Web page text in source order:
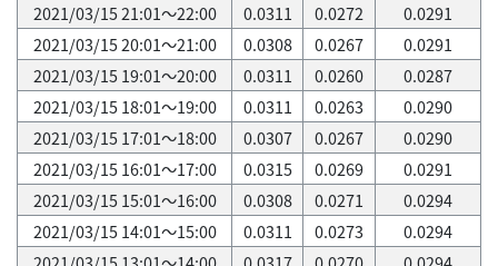
2021/03/15 21:01～22:00
0.0311 0.0272
0.0291
2021/03/15 20:01～21:00
0.0308 0.0267
0.0291
2021/03/15 19:01～20:00
0.0311 0.0260
0.0287
2021/03/15 18:01～19:00
0.0311 0.0263
0.0290
2021/03/15 17:01～18:00
0.0307 0.0267
0.0290
2021/03/15 16:01～17:00
0.0315 0.0269
0.0291
2021/03/15 15:01～16:00
0.0308 0.0271
0.0294
2021/03/15 14:01～15:00
0.0311 0.0273
0.0294